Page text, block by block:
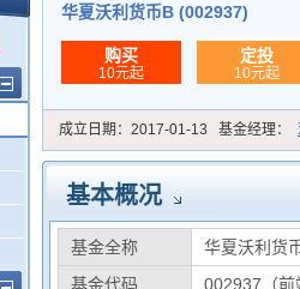
华夏沃利货币B (002937)
购买
10元起
定投
10元起
成立日期： 2017-01-13 基金经理：
基本概况
基金全称 华夏沃利货
基金代码
002937（前